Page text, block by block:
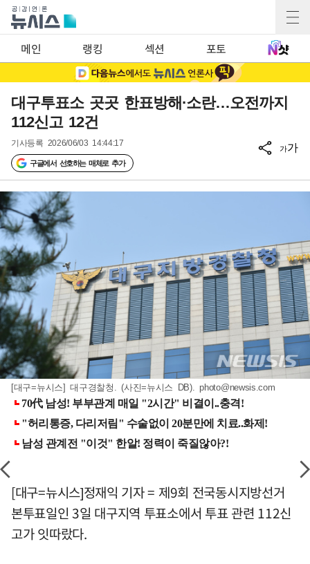
메인 랭킹 섹션 포토
대구투표소 곳곳 한표방해·소란…오전까지
112신고 12건
기사등록 2026/06/03 14:44:17
구글에서 선호하는 매체로 추가
가가
[대구=뉴시스] 대구경찰청. (사진=뉴시스 DB).photo@newsis.com
[대구=뉴시스]정재익 기자 = 제9회 전국동시지방선거
본투표일인 3일 대구지역 투표소에서 투표 관련 112신
고가 잇따랐다.